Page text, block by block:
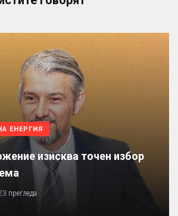
ЕНЕРГИЯ
изисква точен избор
прегледа